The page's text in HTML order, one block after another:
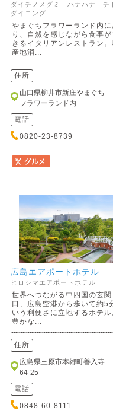
ダイチノメグミ ハナハナ チ
ダイニング
やまぐちフラワーランド内に
り、自然を感じながら食事が
きるイタリアンレストラン。
産地消...
住所
山口県柳井市新庄やまぐち
フラワーランド内
電話
0820-23-8739
広島エアポートホテル
ヒロシマエアポートホテル
世界へつながる中四国の玄関
口、広島空港から歩いて約5
いう利便さに立地するホテル
豊かな...
住所
広島県三原市本郷町善入寺
64-25
電話
0848-60-8111